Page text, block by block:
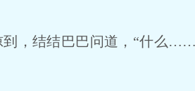
，结结巴巴问道，“什么